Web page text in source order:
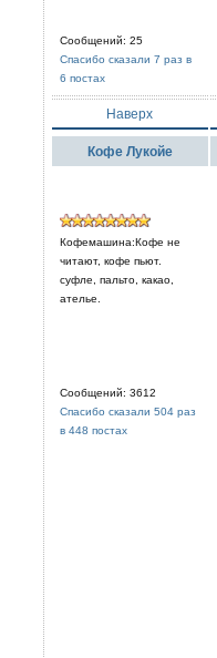
Сообщений: 25
Спасибо сказали 7 раз в
6 постах
Наверх
Кофе Лукойе
Кофемашина:Кофе не
читают, кофе пьют.
суфле, пальто, какао,
ателье.
Сообщений: 3612
Спасибо сказали 504 раз
в 448 постах